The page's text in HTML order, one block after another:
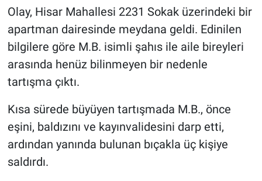
Olay, Hisar Mahallesi 2231 Sokak üzerindeki bir
apartman dairesinde meydana geldi. Edinilen
bilgilere göre M.B. isimli şahıs ile aile bireyleri
arasında henüz bilinmeyen bir nedenle
tartışma çıktı.
Kısa sürede büyüyen tartışmada M.B., önce
eşini, baldızını ve kayınvalidesini darp etti,
ardından yanında bulunan bıçakla üç kişiye
saldırdı.